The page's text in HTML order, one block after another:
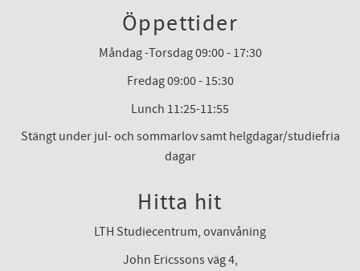
Öppettider
Måndag -Torsdag 09:00 - 17:30
Fredag 09:00 - 15:30
Lunch 11:25-11:55
Stängt under jul- och sommarlov samt helgdagar/studiefria
dagar
Hitta hit
LTH Studiecentrum, ovanvåning
John Ericssons väg 4,